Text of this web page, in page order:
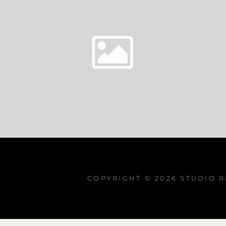
COPYRIGHT © 2026 STUDIO